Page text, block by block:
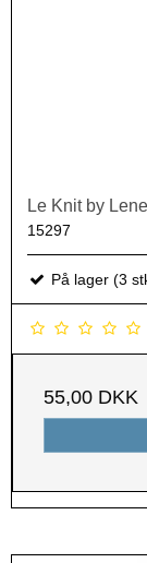
Le Knit by
15297
På lager (3
55,00 DKK